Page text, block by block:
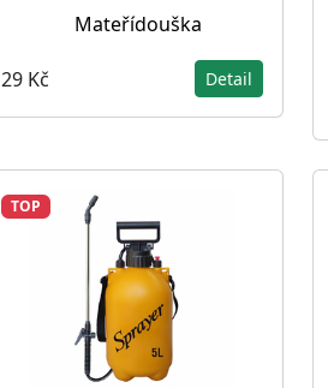
Mateřídouška
29 Kč Detail
TOP